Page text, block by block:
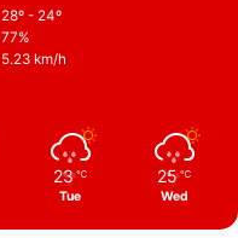
28º - 24º
77%
5.23 km/h
23 ℃
Tue
25 ℃
Wed